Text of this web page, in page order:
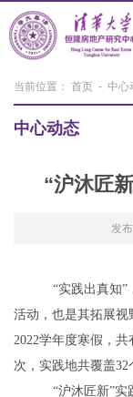
当前位置： 首页 - 中心
中心动态
“沪沐匠
发
“实践出真知
活动，也是其拓展视
2022学年度寒假，共
次，实践地共覆盖32
“沪沐匠新”实